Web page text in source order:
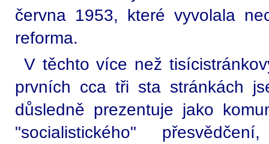
června 1953, které vyvolala
reforma.
V těchto více než
prvních cca tři sta stránkách
důsledně prezentuje jako
"socialistického"